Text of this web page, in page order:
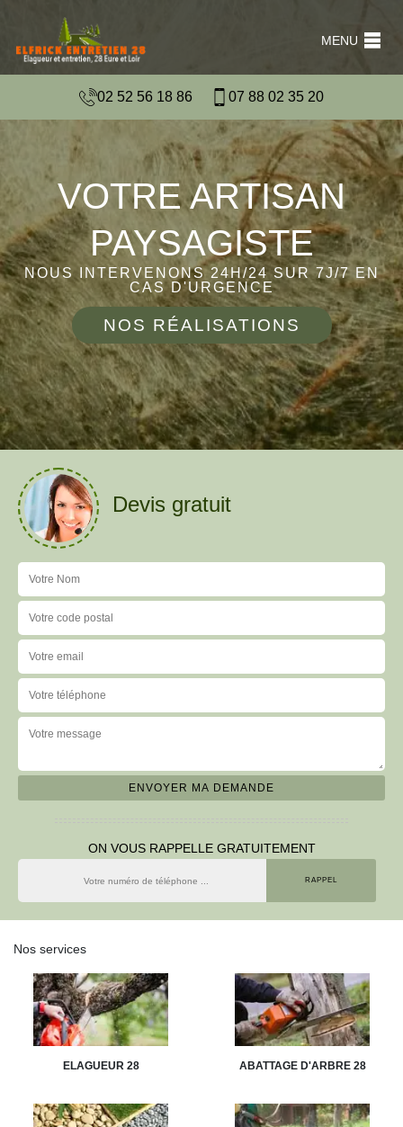
MENU
02 52 56 18 86 07 88 02 35 20
VOTRE ARTISAN
PAYSAGISTE
NOUS INTERVENONS 24H/24 SUR 7J/7 EN
CAS D'URGENCE
NOS RÉALISATIONS
Devis gratuit
ON VOUS RAPPELLE GRATUITEMENT
Nos services
ELAGUEUR 28 ABATTAGE D'ARBRE 28